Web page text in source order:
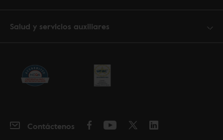
Salud y servicios auxiliares
Contáctenos